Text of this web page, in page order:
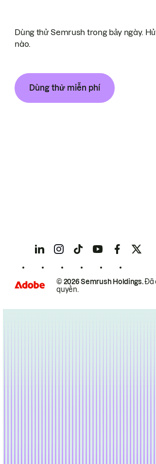
Dùng thử Semrush trong bảy ngày.
nào.
Dùng thử miễn phí
© 2026 Semrush Holdings.Đã
quyền.